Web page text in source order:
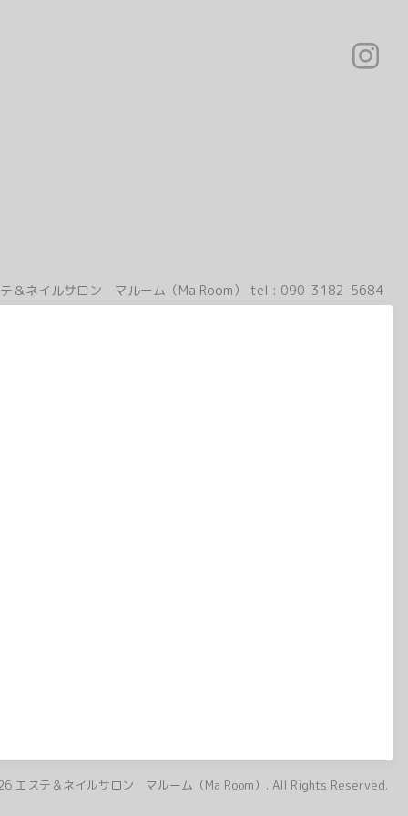
＆ネイルサロン マルーム（Ma Room） tel : 090-3182-5684
エステ＆ネイルサロン マルーム（Ma Room） . All Rights Reserved.